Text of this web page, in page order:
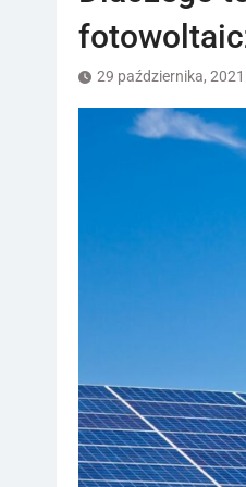
29 października, 2021